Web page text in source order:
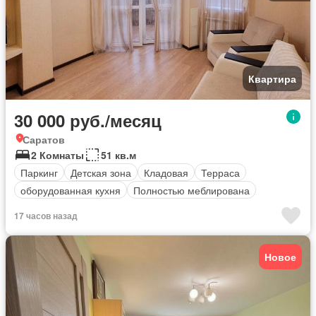
Квартира
30 000 руб./месяц
Саратов
2 Комнаты
51 кв.м
Паркинг
Детская зона Кладовая
Терраса
оборудованная кухня
Полностью меблирована
17 часов назад
Новое